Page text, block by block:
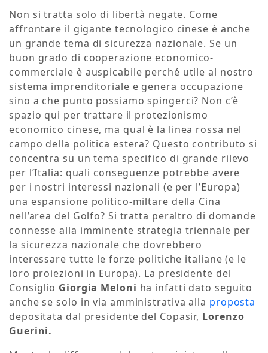
Non si tratta solo di libertà negate. Come
affrontare il gigante tecnologico cinese è anche
un grande tema di sicurezza nazionale. Se un
buon grado di cooperazione economico-
commerciale è auspicabile perché utile al nostro
sistema imprenditoriale e genera occupazione
sino a che punto possiamo spingerci? Non c’è
spazio qui per trattare il protezionismo
economico cinese, ma qual è la linea rossa nel
campo della politica estera? Questo contributo si
concentra su un tema specifico di grande rilevo
per l’Italia: quali conseguenze potrebbe avere
per i nostri interessi nazionali (e per l’Europa)
una espansione politico-miltare della Cina
nell’area del Golfo? Si tratta peraltro di domande
connesse alla imminente strategia triennale per
la sicurezza nazionale che dovrebbero
interessare tutte le forze politiche italiane (e le
loro proiezioni in Europa). La presidente del
Consiglio Giorgia Meloni ha infatti dato seguito
anche se solo in via amministrativa alla proposta
depositata dal presidente del Copasir, Lorenzo
Guerini.